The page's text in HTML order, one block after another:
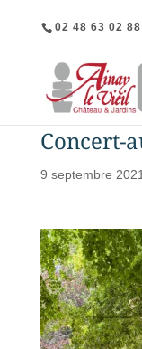
02 48 63 02 88
Concert-
9 septembre 2021